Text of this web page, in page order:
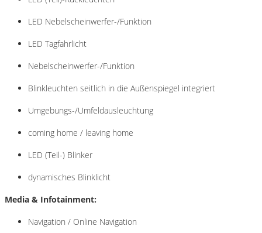
LED Nebelscheinwerfer-/Funktion
LED Tagfahrlicht
Nebelscheinwerfer-/Funktion
Blinkleuchten seitlich in die Außenspiegel integriert
Umgebungs-/Umfeldausleuchtung
coming home / leaving home
LED (Teil-) Blinker
dynamisches Blinklicht
Media & Infotainment:
Navigation / Online Navigation